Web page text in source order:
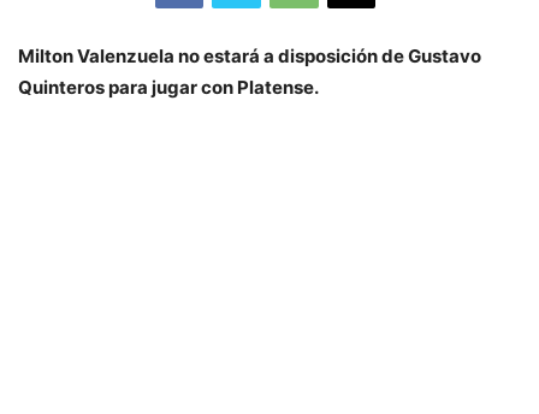
Milton Valenzuela no estará a disposición de Gustavo
Quinteros para jugar con Platense.